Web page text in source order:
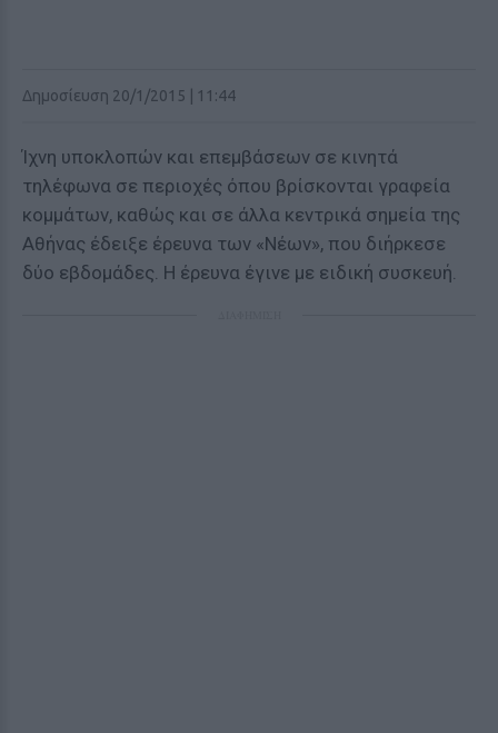
Δημοσίευση 20/1/2015 | 11:44
Ίχνη υποκλοπών και επεμβάσεων σε κινητά
τηλέφωνα σε περιοχές όπου βρίσκονται γραφεία
κομμάτων, καθώς και σε άλλα κεντρικά σημεία της
Αθήνας έδειξε έρευνα των «Νέων», που διήρκεσε
δύο εβδομάδες. Η έρευνα έγινε με ειδική συσκευή.